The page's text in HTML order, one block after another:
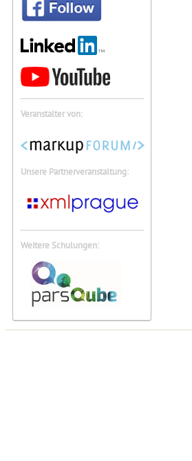
Veranstalter von:
Unsere Partnerveranstaltung:
Weitere Schulungen: